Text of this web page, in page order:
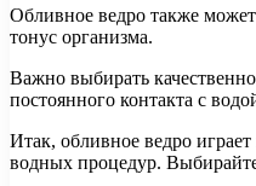
Обливное ведро также
тонус организма.
Важно выбирать
постоянного контакта с
Итак, обливное ведро
водных процедур.